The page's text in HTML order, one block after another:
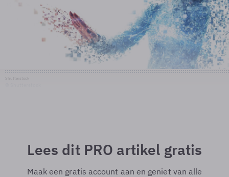
Lees dit PRO artikel gratis
Maak een gratis account aan en geniet van alle